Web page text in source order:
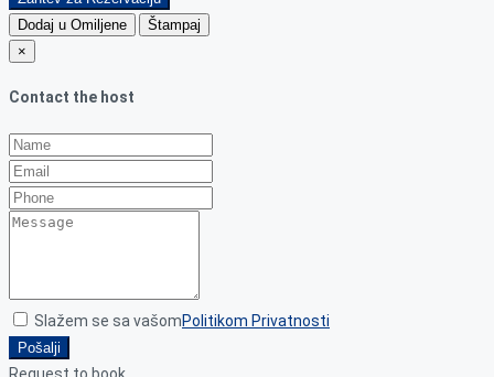
Dodaj u Omiljene
Štampaj
×
Contact the host
Slažem se sa vašomPolitikom Privatnosti
Pošalji